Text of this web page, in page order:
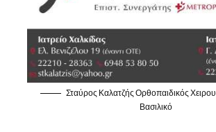
Σταύρος Καλατζής Ορθοπαιδικός
Βασιλικό